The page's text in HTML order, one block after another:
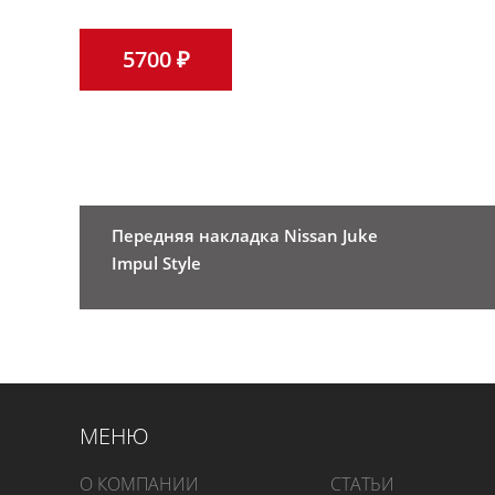
5700 ₽
Передняя накладка Nissan Juke
Impul Style
МЕНЮ
О КОМПАНИИ СТАТЬИ